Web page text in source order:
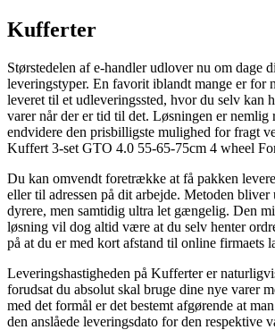
Kufferter
Størstedelen af e-handler udlover nu om dage
leveringstyper. En favorit iblandt mange er for
leveret til et udleveringssted, hvor du selv kan
varer når der er tid til det. Løsningen er nemlig
endvidere den prisbilligste mulighed for fragt
Kuffert 3-set GTO 4.0 55-65-75cm 4 wheel
Du kan omvendt foretrække at få pakken
eller til adressen på dit arbejde. Metoden
dyrere, men samtidig ultra let gængelig. Den
løsning vil dog altid være at du selv henter
på at du er med kort afstand til online firmaets
Leveringshastigheden på Kufferter er
forudsat du absolut skal bruge dine nye varer
med det formål er det bestemt afgørende at
den anslåede leveringsdato for den respektive